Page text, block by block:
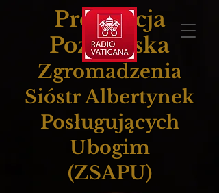
Prowincja
Poznańska
Zgromadzenia
Sióstr Albertynek
Posługujących
Ubogim
(ZSAPU)